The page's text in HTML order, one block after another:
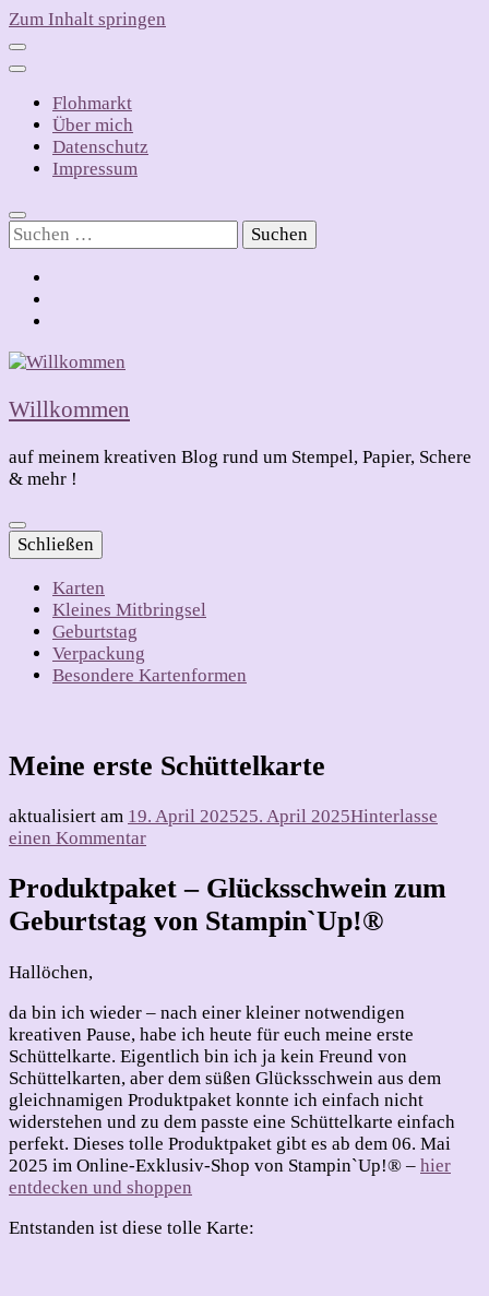
Zum Inhalt springen
Flohmarkt
Über mich
Datenschutz
Impressum
Suchen
nach:
Willkommen
auf meinem kreativen Blog rund um Stempel, Papier, Schere
& mehr !
Schließen
Karten
Kleines Mitbringsel
Geburtstag
Verpackung
Besondere Kartenformen
Meine erste Schüttelkarte
aktualisiert am 19. April 202525. April 2025Hinterlasse
einen Kommentarzu
erste
Schüttelkarte
Produktpaket – Glücksschwein zum
Geburtstag von Stampin`Up!®
Hallöchen,
da bin ich wieder – nach einer kleiner notwendigen
kreativen Pause, habe ich heute für euch meine erste
Schüttelkarte. Eigentlich bin ich ja kein Freund von
Schüttelkarten, aber dem süßen Glücksschwein aus dem
gleichnamigen Produktpaket konnte ich einfach nicht
widerstehen und zu dem passte eine Schüttelkarte einfach
perfekt. Dieses tolle Produktpaket gibt es ab dem 06. Mai
2025 im Online-Exklusiv-Shop von Stampin`Up!® – hier
entdecken und shoppen
Entstanden ist diese tolle Karte: